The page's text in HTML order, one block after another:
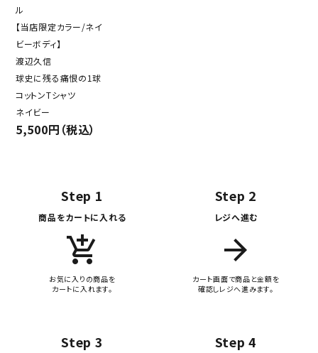
ル
【当店限定カラー/ネイ
ビーボディ】
渡辺久信
球史に残る痛恨の1球
コットンTシャツ
ネイビー
5,500円（税込）
Step 1
商品をカートに入れる
add_shopping_cart
お気に入りの商品を
カートに入れます。
Step 2
レジへ進む
arrow_forward
カート画面で商品と金額を
確認しレジへ進みます。
Step 3 Step 4